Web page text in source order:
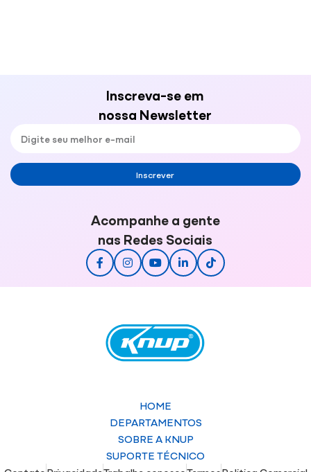
Inscreva-se em
nossa Newsletter
Inscrever
Acompanhe a gente
nas Redes Sociais
HOME
DEPARTAMENTOS
SOBRE A KNUP
SUPORTE TÉCNICO